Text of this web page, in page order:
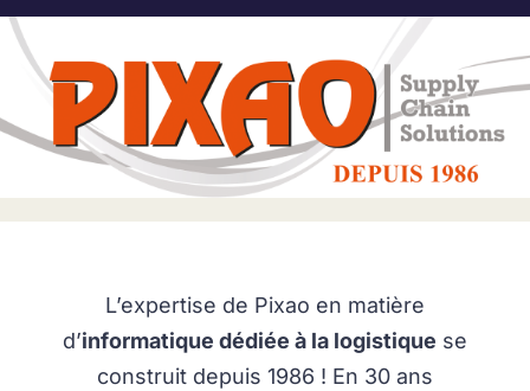
L’expertise de Pixao en matière
d’informatique dédiée à la logistique se
construit depuis 1986 ! En 30 ans